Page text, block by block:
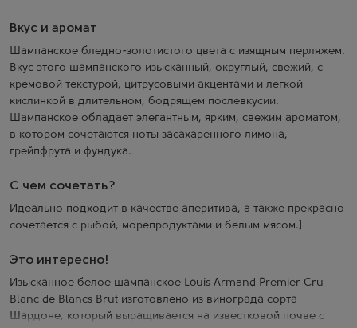
Вкус и аромат
Шампанское бледно-золотистого цвета с изящным перляжем.
Вкус этого шампанского изысканный, округлый, свежий, с
кремовой текстурой, цитрусовыми акцентами и лёгкой
кислинкой в длительном, бодрящем послевкусии.
Шампанское обладает элегантным, ярким, свежим ароматом,
в котором сочетаются ноты засахаренного лимона,
грейпфрута и фундука.
С чем сочетать?
Идеально подходит в качестве аперитива, а также прекрасно
сочетается с рыбой, морепродуктами и белым мясом.]
Это интересно!
Изысканное белое шампанское Louis Armand Premier Cru
Blanc de Blancs Brut изготовлено из винограда сорта
Шардоне, который выращивается на известковой почве с